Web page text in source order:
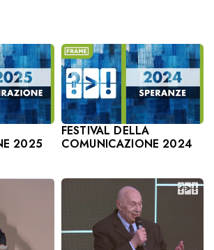
2025
FESTIVAL DELLA
COMUNICAZIONE 2024